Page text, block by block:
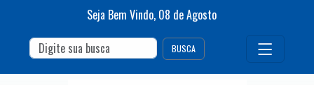
Seja Bem Vindo, 08 deAgosto
BUSCA